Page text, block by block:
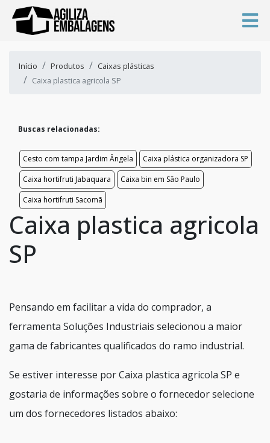
Início Produtos
Caixas plásticas
Caixa plastica agricola SP
Buscas relacionadas:
Cesto com tampa Jardim Ângela
Caixa plástica organizadora SP
Caixa hortifruti Jabaquara
Caixa bin em São Paulo
Caixa hortifruti Sacomã
Caixa plastica agricola
SP
Pensando em facilitar a vida do comprador, a
ferramenta Soluções Industriais selecionou a maior
gama de fabricantes qualificados do ramo industrial.
Se estiver interesse por Caixa plastica agricola SP e
gostaria de informações sobre o fornecedor selecione
um dos fornecedores listados abaixo: